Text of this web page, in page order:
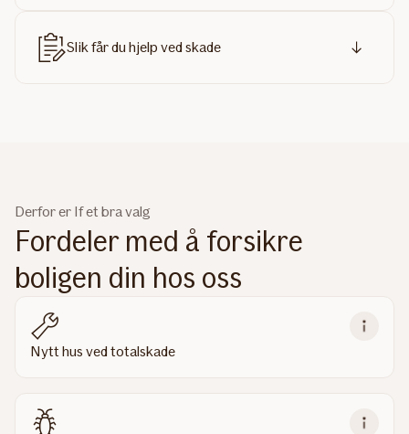
Slik får du hjelp ved skade
Derfor er If et bra valg
Fordeler med å forsikre
boligen din hos oss
Nytt hus ved totalskade